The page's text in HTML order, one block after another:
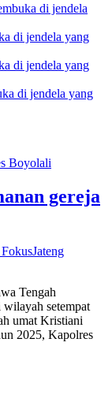
di jendela
di jendela yang
di jendela yang
di jendela yang
Boyolali
gereja
Tengah
wilayah setempat
umat Kristiani
2025, Kapolres